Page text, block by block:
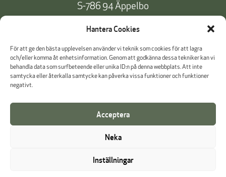
Hantera Cookies
För att ge den bästa upplevelsen använder vi teknik som cookies för att lagra
och/eller komma åt enhetsinformation. Genom att godkänna dessa tekniker kan vi
behandla data som surfbeteende eller unika ID:n på denna webbplats. Att inte
samtycka eller återkalla samtycke kan påverka vissa funktioner och funktioner
negativt.
Acceptera
Neka
Inställningar
S-786 94 Äppelbo